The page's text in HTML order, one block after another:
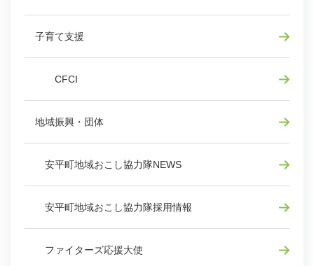
子育て支援
CFCI
地域振興・団体
安平町地域おこし協力隊NEWS
安平町地域おこし協力隊採用情報
ファイターズ応援大使